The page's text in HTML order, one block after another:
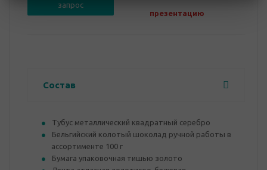
запрос
презентацию
Состав
Тубус металлический квадратный серебро
Бельгийский колотый шоколад ручной работы в
ассортименте 100 г
Бумага упаковочная тишью золото